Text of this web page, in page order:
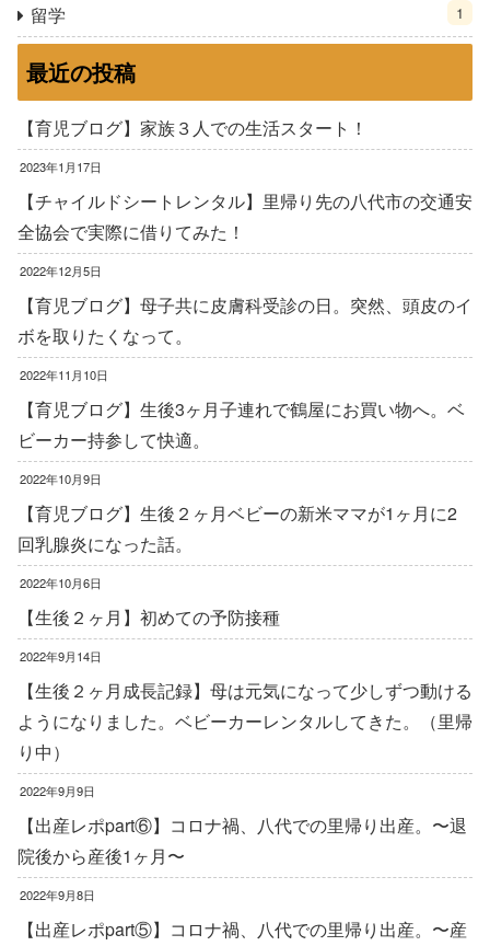
留学 1
最近の投稿
【育児ブログ】家族３人での生活スタート！
2023年1月17日
【チャイルドシートレンタル】里帰り先の八代市の交通安
全協会で実際に借りてみた！
2022年12月5日
【育児ブログ】母子共に皮膚科受診の日。突然、頭皮のイ
ボを取りたくなって。
2022年11月10日
【育児ブログ】生後3ヶ月子連れで鶴屋にお買い物へ。ベ
ビーカー持参して快適。
2022年10月9日
【育児ブログ】生後２ヶ月ベビーの新米ママが1ヶ月に2
回乳腺炎になった話。
2022年10月6日
【生後２ヶ月】初めての予防接種
2022年9月14日
【生後２ヶ月成長記録】母は元気になって少しずつ動ける
ようになりました。ベビーカーレンタルしてきた。（里帰
り中）
2022年9月9日
【出産レポpart⑥】コロナ禍、八代での里帰り出産。〜退
院後から産後1ヶ月〜
2022年9月8日
【出産レポpart⑤】コロナ禍、八代での里帰り出産。〜産